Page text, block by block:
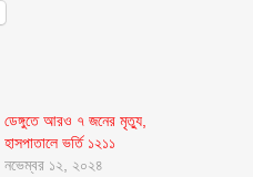
ডেঙ্গুতে আরও ৭ জনের মৃত্যু,
হাসপাতালে ভর্তি ১২১১
নভেম্বর ১২, ২০২৪